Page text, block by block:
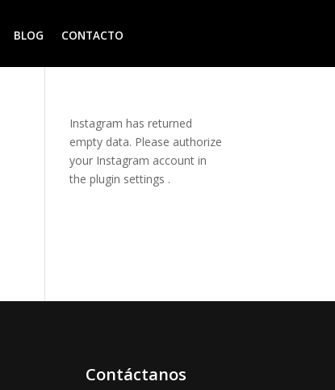
BLOG CONTACTO
Instagram has returned
empty data. Please authorize
your Instagram account in
theplugin settings .
Contáctanos